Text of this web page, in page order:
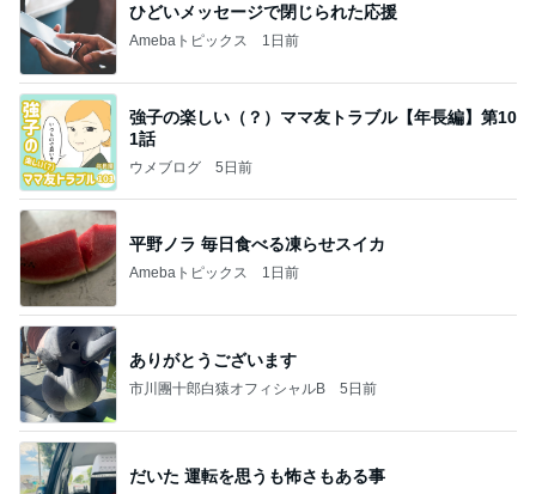
ひどいメッセージで閉じられた応援
Amebaトピックス 1日前
強子の楽しい（？）ママ友トラブル【年長編】第10
1話
ウメブログ 5日前
平野ノラ 毎日食べる凍らせスイカ
Amebaトピックス 1日前
ありがとうございます
市川團十郎白猿オフィシャルB 5日前
だいた 運転を思うも怖さもある事